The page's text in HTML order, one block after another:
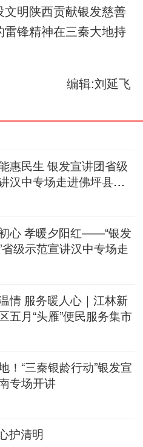
明陕西贡献银发慈善
锋精神在三秦大地持
编辑:刘延飞
惠民生 银发宣讲团省级
汉中专场走进佛坪县袁
心 孝暖夕阳红——“银发
省级示范宣讲汉中专场走
情 服务暖人心｜江林新
五月“头雁”便民服务集市
！“三秦银龄行动”银发宣
专场开讲
护清明